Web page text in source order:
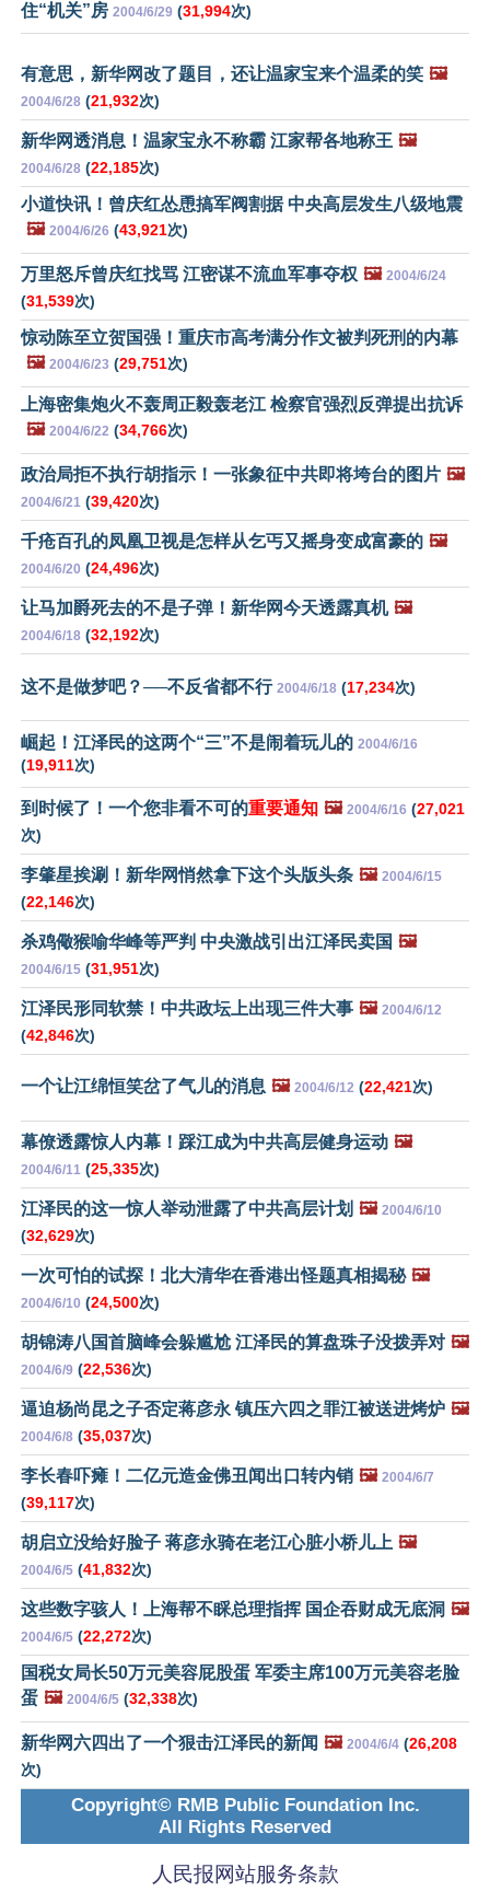
住“机关”房 2004/6/29 (31,994次)
有意思，新华网改了题目，还让温家宝来个温柔的笑 🖼️
2004/6/28 (21,932次)
新华网透消息！温家宝永不称霸 江家帮各地称王 🖼️
2004/6/28 (22,185次)
小道快讯！曾庆红怂恿搞军阀割据 中央高层发生八级地震
🖼️ 2004/6/26 (43,921次)
万里怒斥曾庆红找骂 江密谋不流血军事夺权 🖼️ 2004/6/24
(31,539次)
惊动陈至立贺国强！重庆市高考满分作文被判死刑的内幕
🖼️ 2004/6/23 (29,751次)
上海密集炮火不轰周正毅轰老江 检察官强烈反弹提出抗诉
🖼️ 2004/6/22 (34,766次)
政治局拒不执行胡指示！一张象征中共即将垮台的图片 🖼️
2004/6/21 (39,420次)
千疮百孔的凤凰卫视是怎样从乞丐又摇身变成富豪的 🖼️
2004/6/20 (24,496次)
让马加爵死去的不是子弹！新华网今天透露真机 🖼️
2004/6/18 (32,192次)
这不是做梦吧？──不反省都不行 2004/6/18 (17,234次)
崛起！江泽民的这两个“三”不是闹着玩儿的 2004/6/16
(19,911次)
到时候了！一个您非看不可的重要通知 🖼️ 2004/6/16 (27,021
次)
李肇星挨涮！新华网悄然拿下这个头版头条 🖼️ 2004/6/15
(22,146次)
杀鸡儆猴喻华峰等严判 中央激战引出江泽民卖国 🖼️
2004/6/15 (31,951次)
江泽民形同软禁！中共政坛上出现三件大事 🖼️ 2004/6/12
(42,846次)
一个让江绵恒笑岔了气儿的消息 🖼️ 2004/6/12 (22,421次)
幕僚透露惊人内幕！踩江成为中共高层健身运动 🖼️
2004/6/11 (25,335次)
江泽民的这一惊人举动泄露了中共高层计划 🖼️ 2004/6/10
(32,629次)
一次可怕的试探！北大清华在香港出怪题真相揭秘 🖼️
2004/6/10 (24,500次)
胡锦涛八国首脑峰会躲尴尬 江泽民的算盘珠子没拨弄对 🖼️
2004/6/9 (22,536次)
逼迫杨尚昆之子否定蒋彦永 镇压六四之罪江被送进烤炉 🖼️
2004/6/8 (35,037次)
李长春吓瘫！二亿元造金佛丑闻出口转内销 🖼️ 2004/6/7
(39,117次)
胡启立没给好脸子 蒋彦永骑在老江心脏小桥儿上 🖼️
2004/6/5 (41,832次)
这些数字骇人！上海帮不睬总理指挥 国企吞财成无底洞 🖼️
2004/6/5 (22,272次)
国税女局长50万元美容屁股蛋 军委主席100万元美容老脸
蛋 🖼️ 2004/6/5 (32,338次)
新华网六四出了一个狠击江泽民的新闻 🖼️ 2004/6/4 (26,208
次)
Copyright© RMB Public Foundation Inc.
All Rights Reserved
人民报网站服务条款